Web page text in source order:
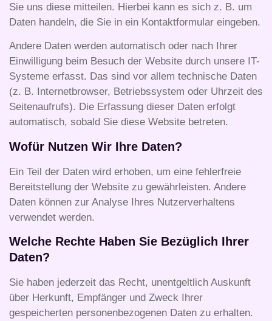
Sie uns diese mitteilen. Hierbei kann es sich z. B. um
Daten handeln, die Sie in ein Kontaktformular eingeben.
Andere Daten werden automatisch oder nach Ihrer
Einwilligung beim Besuch der Website durch unsere IT-
Systeme erfasst. Das sind vor allem technische Daten
(z. B. Internetbrowser, Betriebssystem oder Uhrzeit des
Seitenaufrufs). Die Erfassung dieser Daten erfolgt
automatisch, sobald Sie diese Website betreten.
Wofür Nutzen Wir Ihre Daten?
Ein Teil der Daten wird erhoben, um eine fehlerfreie
Bereitstellung der Website zu gewährleisten. Andere
Daten können zur Analyse Ihres Nutzerverhaltens
verwendet werden.
Welche Rechte Haben Sie Bezüglich Ihrer
Daten?
Sie haben jederzeit das Recht, unentgeltlich Auskunft
über Herkunft, Empfänger und Zweck Ihrer
gespeicherten personenbezogenen Daten zu erhalten.